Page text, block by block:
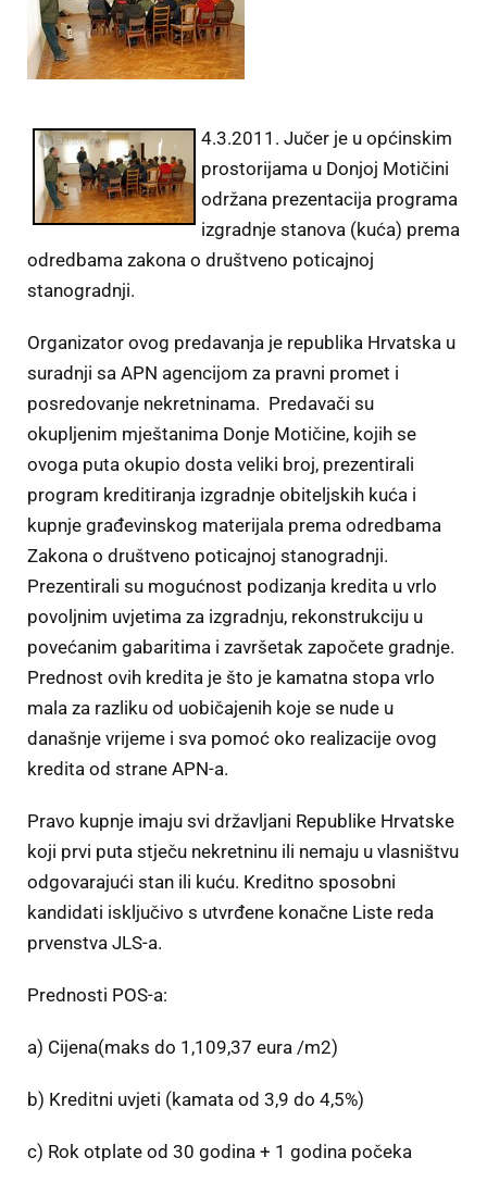
4.3.2011. Jučer je u općinskim
prostorijama u Donjoj Motičini
održana prezentacija programa
izgradnje stanova (kuća) prema
odredbama zakona o društveno poticajnoj
stanogradnji.
Organizator ovog predavanja je republika Hrvatska u
suradnji sa APN agencijom za pravni promet i
posredovanje nekretninama. Predavači su
okupljenim mještanima Donje Motičine, kojih se
ovoga puta okupio dosta veliki broj, prezentirali
program kreditiranja izgradnje obiteljskih kuća i
kupnje građevinskog materijala prema odredbama
Zakona o društveno poticajnoj stanogradnji.
Prezentirali su mogućnost podizanja kredita u vrlo
povoljnim uvjetima za izgradnju, rekonstrukciju u
povećanim gabaritima i završetak započete gradnje.
Prednost ovih kredita je što je kamatna stopa vrlo
mala za razliku od uobičajenih koje se nude u
današnje vrijeme i sva pomoć oko realizacije ovog
kredita od strane APN-a.
Pravo kupnje imaju svi državljani Republike Hrvatske
koji prvi puta stječu nekretninu ili nemaju u vlasništvu
odgovarajući stan ili kuću. Kreditno sposobni
kandidati isključivo s utvrđene konačne Liste reda
prvenstva JLS-a.
Prednosti POS-a:
a) Cijena(maks do 1,109,37 eura /m2)
b) Kreditni uvjeti (kamata od 3,9 do 4,5%)
c) Rok otplate od 30 godina + 1 godina počeka